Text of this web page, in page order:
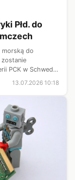
Płd. do
morską do
PCK w Schwedt
PERN - podał
13.07.2026 10:18